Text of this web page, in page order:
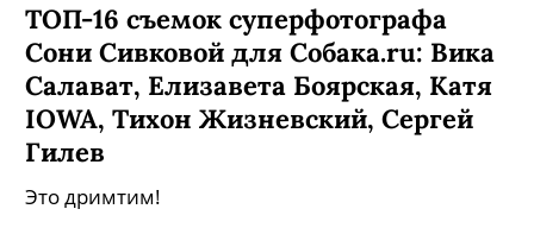
ТОП-16 съемок суперфотографа
Сони Сивковой для Собака.ru: Вика
Салават, Елизавета Боярская, Катя
IOWA, Тихон Жизневский, Сергей
Гилев
Это дримтим!